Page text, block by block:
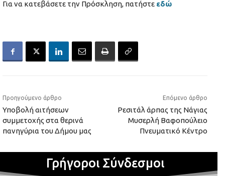
Για να κατεβάσετε την Πρόσκληση, πατήστε εδώ
Προηγούμενο άρθρο
Υποβολή αιτήσεων
συμμετοχής στα θερινά
πανηγύρια του Δήμου μας
Επόμενο άρθρο
Ρεσιτάλ άρπας της Νάγιας
Μυσερλή Βαφοπούλειο
Πνευματικό Κέντρο
Γρήγοροι Σύνδεσμοι